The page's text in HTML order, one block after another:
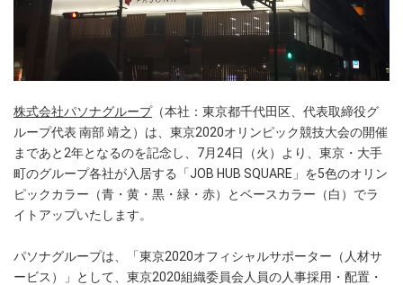
株式会社パソナグループ（本社：東京都千代田区、代表取締役グ
ループ代表 南部 靖之）は、東京2020オリンピック競技大会の開催
まであと2年となるのを記念し、7月24日（火）より、東京・大手
町のグループ各社が入居する「JOB HUB SQUARE」を5色のオリン
ピックカラー（青・黄・黒・緑・赤）とベースカラー（白）でラ
イトアップいたします。
パソナグループは、「東京2020オフィシャルサポーター（人材サ
ービス）」として、東京2020組織委員会人員の人事採用・配置・